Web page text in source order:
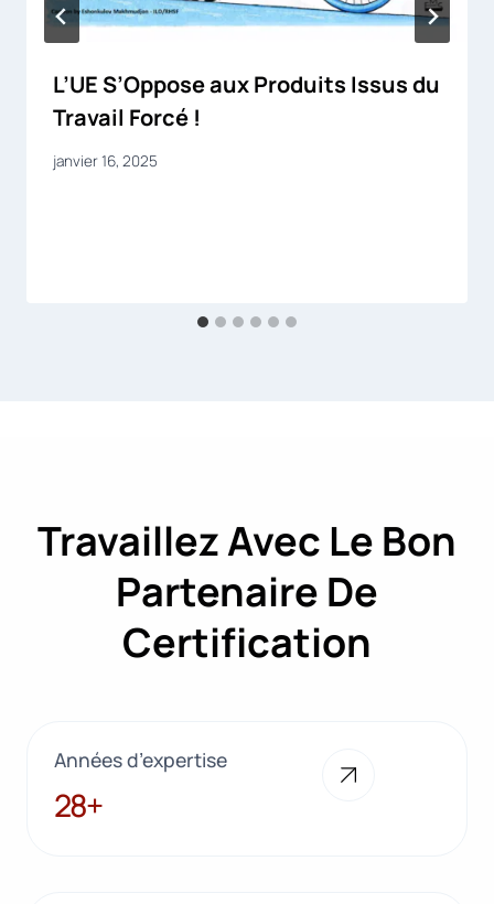
L’UE S’Oppose aux Produits Issus du
Travail Forcé !
janvier 16, 2025
Travaillez Avec Le Bon
Partenaire De
Certification
Années d’expertise
28+
28+